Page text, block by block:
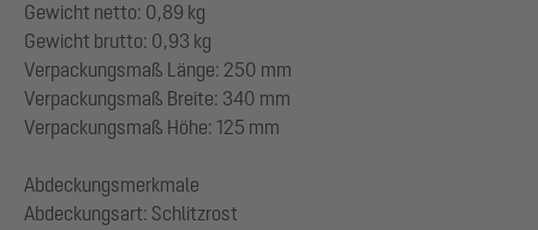
Gewicht netto: 0,89 kg
Gewicht brutto: 0,93 kg
Verpackungsmaß Länge: 250 mm
Verpackungsmaß Breite: 340 mm
Verpackungsmaß Höhe: 125 mm
Abdeckungsmerkmale
Abdeckungsart: Schlitzrost